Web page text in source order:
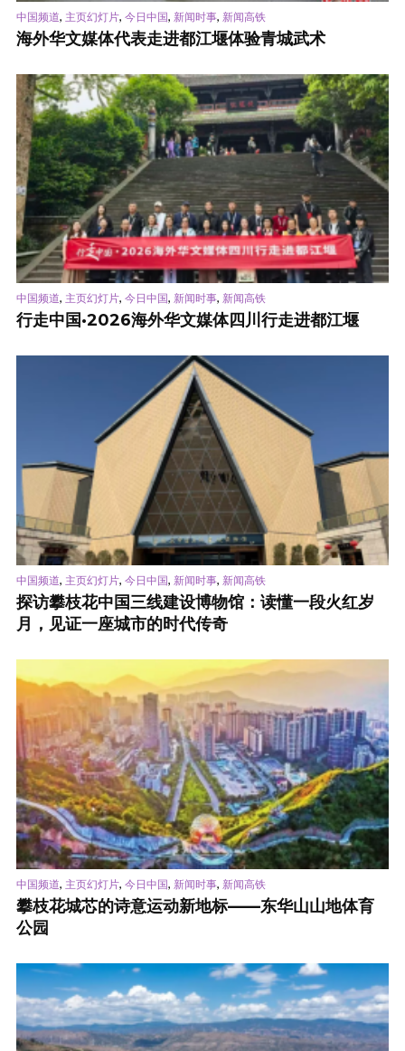
中国频道, 主页幻灯片, 今日中国, 新闻时事, 新闻高铁
海外华文媒体代表走进都江堰体验青城武术
中国频道, 主页幻灯片, 今日中国, 新闻时事, 新闻高铁
行走中国·2026海外华文媒体四川行走进都江堰
中国频道, 主页幻灯片, 今日中国, 新闻时事, 新闻高铁
探访攀枝花中国三线建设博物馆：读懂一段火红岁
月，见证一座城市的时代传奇
中国频道, 主页幻灯片, 今日中国, 新闻时事, 新闻高铁
攀枝花城芯的诗意运动新地标——东华山山地体育
公园